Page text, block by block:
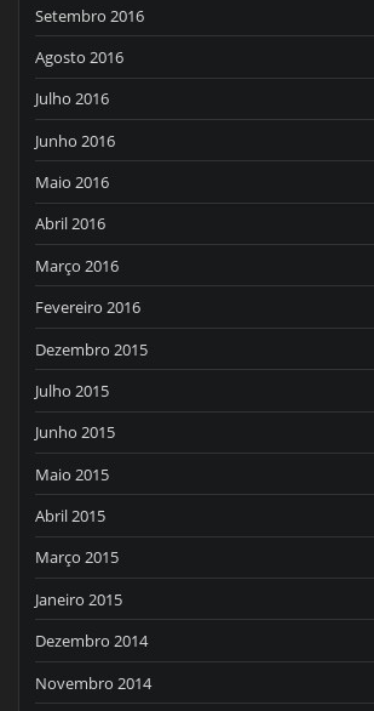
Setembro 2016
Agosto 2016
Julho 2016
Junho 2016
Maio 2016
Abril 2016
Março 2016
Fevereiro 2016
Dezembro 2015
Julho 2015
Junho 2015
Maio 2015
Abril 2015
Março 2015
Janeiro 2015
Dezembro 2014
Novembro 2014